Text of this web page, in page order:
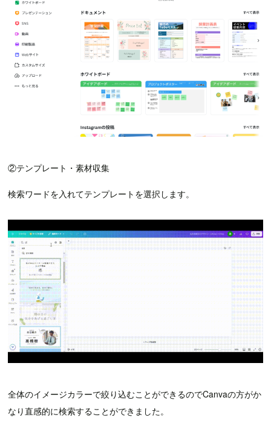
②テンプレート・素材収集
検索ワードを入れてテンプレートを選択します。
全体のイメージカラーで絞り込むことができるのでCanvaの方がか
なり直感的に検索することができました。